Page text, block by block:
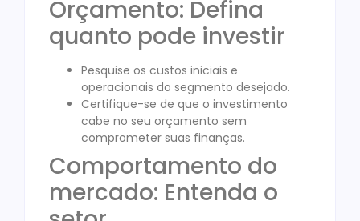
Orçamento: Defina
quanto pode investir
Pesquise os custos iniciais e
operacionais do segmento desejado.
Certifique-se de que o investimento
cabe no seu orçamento sem
comprometer suas finanças.
Comportamento do
mercado: Entenda o